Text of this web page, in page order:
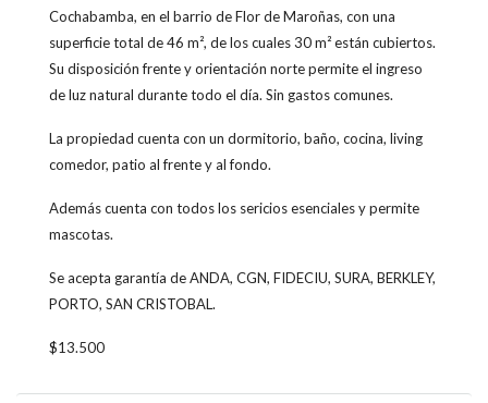
Cochabamba, en el barrio de Flor de Maroñas, con una
superficie total de 46 m², de los cuales 30 m² están cubiertos.
Su disposición frente y orientación norte permite el ingreso
de luz natural durante todo el día. Sin gastos comunes.
La propiedad cuenta con un dormitorio, baño, cocina, living
comedor, patio al frente y al fondo.
Además cuenta con todos los sericios esenciales y permite
mascotas.
Se acepta garantía de ANDA, CGN, FIDECIU, SURA, BERKLEY,
PORTO, SAN CRISTOBAL.
$13.500